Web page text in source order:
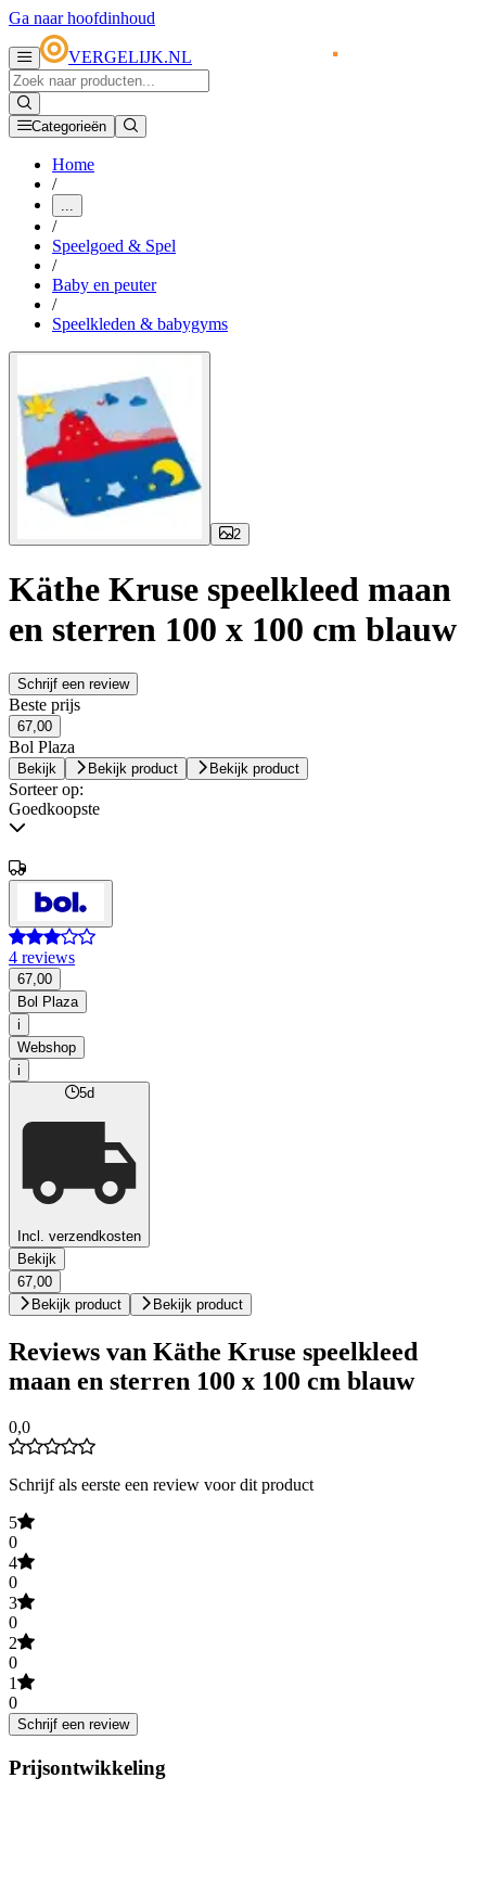
Ga naar hoofdinhoud
VERGELIJK.NL
Categorieën
Home
/
...
/
Speelgoed & Spel
/
Baby en peuter
/
Speelkleden & babygyms
2
Käthe Kruse speelkleed maan
en sterren 100 x 100 cm blauw
Schrijf een review
Beste prijs
67,00
Bol Plaza
Bekijk Bekijk product Bekijk product
Sorteer op:
Goedkoopste
4 reviews
67,00
Bol Plaza
i
Webshop
i
5d
Incl. verzendkosten
Bekijk
67,00
Bekijk product
Bekijk product
Reviews van Käthe Kruse speelkleed
maan en sterren 100 x 100 cm blauw
0,0
Schrijf als eerste een review voor dit product
5
0
4
0
3
0
2
0
1
0
Schrijf een review
Prijsontwikkeling